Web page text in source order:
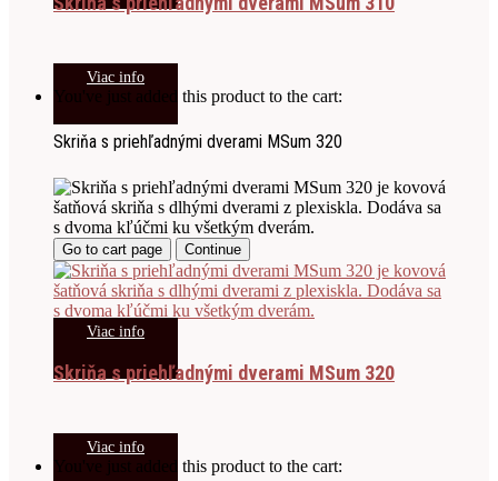
Viac info
You've just added this product to the cart:
Skriňa s priehľadnými dverami MSum 320
Go to cart page Continue
Viac info
Skriňa s priehľadnými dverami MSum 320
Viac info
You've just added this product to the cart: